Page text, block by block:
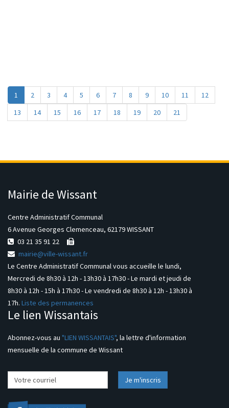
1 2 3 4 5 6 7 8 9 10 11
12
13
14 15 16 17 18 19 20 21
Mairie de Wissant
Centre Administratif Communal
6 Avenue Georges Clemenceau, 62179 WISSANT
03 21 35 91 22
mairie@ville-wissant.fr
Le Centre Administratif Communal vous accueille le lundi,
Mercredi de 8h30 à 12h - 13h30 à 17h30 - Le mardi et jeudi de
8h30 à 12h - 15h à 17h30 - Le vendredi de 8h30 à 12h - 13h30 à
17h. Liste des permanences
Le lien Wissantais
Abonnez-vous au "LIEN WISSANTAIS", la lettre d'information
mensuelle de la commune de Wissant